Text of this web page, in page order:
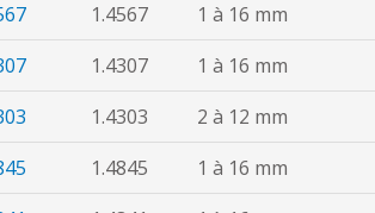
1.4567 1 à 16 mm
1.4307 1 à 16 mm
1.4303 2 à 12 mm
1.4845 1 à 16 mm